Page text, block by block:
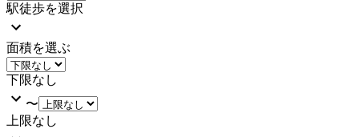
駅徒歩を選択
面積を選ぶ
下限なし
〜
上限なし